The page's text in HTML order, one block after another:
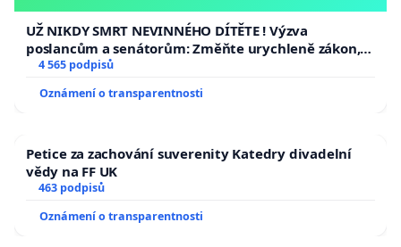
UŽ NIKDY SMRT NEVINNÉHO DÍTĚTE ! Výzva
poslancům a senátorům: Změňte urychleně zákon,
aby se tragédie malé Viktorky už nemohla opakovat!
4 565 podpisů
Oznámení o transparentnosti
Petice za zachování suverenity Katedry divadelní
vědy na FF UK
463 podpisů
Oznámení o transparentnosti